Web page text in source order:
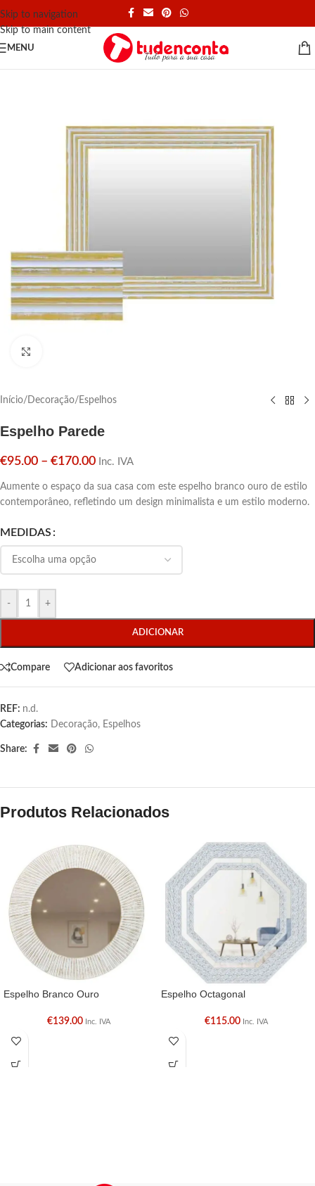
Skip to navigation
Skip to main content
MENU
Início/ Decoração/ Espelhos
Espelho Parede
€95.00 – €170.00 Inc. IVA
Aumente o espaço da sua casa com este espelho branco ouro de estilo
contemporâneo, refletindo um design minimalista e um estilo moderno.
MEDIDAS
- +
ADICIONAR
Compare Adicionar aos favoritos
REF: n.d.
Categorias: Decoração, Espelhos
Share:
Produtos Relacionados
Espelho Branco Ouro
€139.00 Inc. IVA
Espelho Octagonal
€115.00 Inc. IVA